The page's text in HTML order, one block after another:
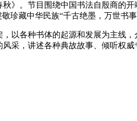
。节目围绕中国书法自殷商的
珍藏中华民族“千古绝墨，万世书事
各种书体的起源和发展为主线
采，讲述各种典故故事、倾听权